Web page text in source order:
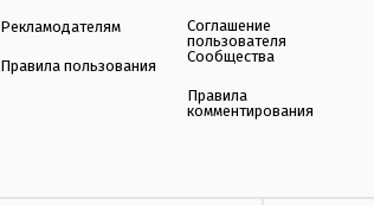
Рекламодателям
Правила пользования
Соглашение
пользователя
Сообщества
Правила
комментирования